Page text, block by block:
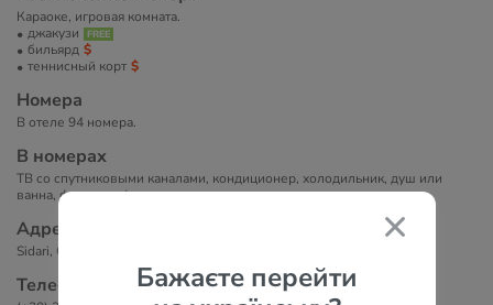
Бажаєте перейти
Караоке, игровая комната.
джакузи
бильярд
теннисный корт
Номера
В отеле 94 номера.
В номерах
ТВ со спутниковыми каналами, кондиционер, холодильник, душ или
ванна, фен, телефон
Адрес
Sidari, Corfu, Greece
Телефоны